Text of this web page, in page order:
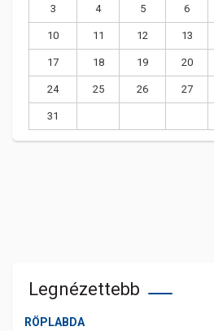
3 4 5 6
10 11 12 13
17 18 19 20
24 25 26 27
31
Legnézettebb
RÖPLABDA